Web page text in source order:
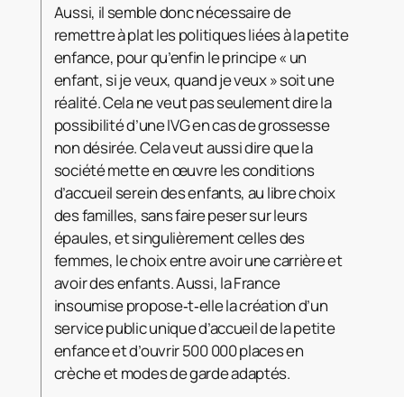
Aussi, il semble donc nécessaire de
remettre à plat les politiques liées à la petite
enfance, pour qu’enfin le principe « un
enfant, si je veux, quand je veux » soit une
réalité. Cela ne veut pas seulement dire la
possibilité d’une IVG en cas de grossesse
non désirée. Cela veut aussi dire que la
société mette en œuvre les conditions
d’accueil serein des enfants, au libre choix
des familles, sans faire peser sur leurs
épaules, et singulièrement celles des
femmes, le choix entre avoir une carrière et
avoir des enfants. Aussi, la France
insoumise propose‑t‑elle la création d’un
service public unique d’accueil de la petite
enfance et d’ouvrir 500 000 places en
crèche et modes de garde adaptés.